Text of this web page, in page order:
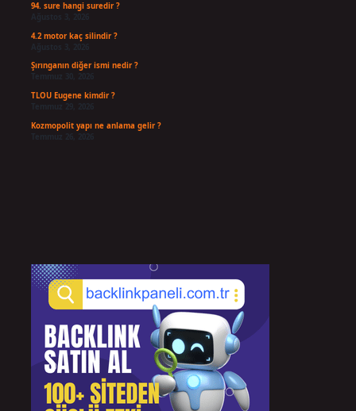
94. sure hangi suredir ?
Ağustos 3, 2026
4.2 motor kaç silindir ?
Ağustos 3, 2026
Şırınganın diğer ismi nedir ?
TLOU Eugene kimdir ?
Temmuz 29, 2026
Kozmopolit yapı ne anlama gelir ?